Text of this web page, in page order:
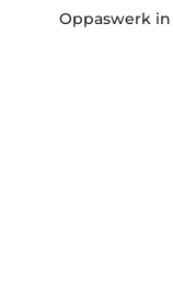
Oppaswerk